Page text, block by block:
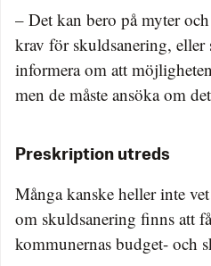
– Det kan bero på myter
krav för skuldsanering,
informera om att
men de måste ansöka om
Preskription utreds
Många kanske heller inte
om skuldsanering finns att
kommunernas budget- och